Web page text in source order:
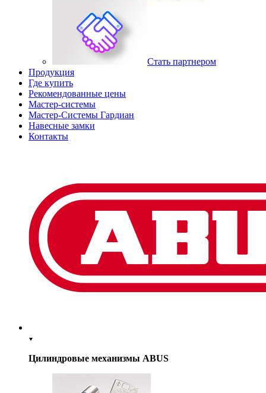
Стать партнером
Продукция
Где купить
Рекомендованные цены
Мастер-системы
Мастер-Системы Гардиан
Навесные замки
Контакты
Цилиндровые механизмы ABUS